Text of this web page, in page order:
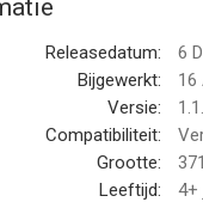
van Filimundus AB
voor gebruikers met
voor Little Policeis
Releasedatum:
6
Bijgewerkt:
16
Versie:
Compatibiliteit:
Grootte:
Leeftijd:
4+